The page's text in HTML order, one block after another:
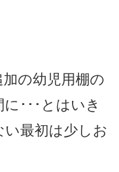
の幼児用棚の
･･･とはいき
い最初は少しお